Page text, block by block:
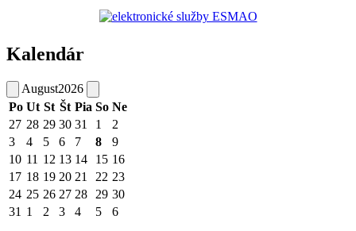
Kalendár
August2026
Po Ut St Št Pia So Ne
27 28 29 30 31 1
2
3
4 5 6 7 8
9
10 11 12 13 14 15 16
17 18 19 20 21 22 23
24 25 26 27 28 29 30
31 1 2 3 4 5 6